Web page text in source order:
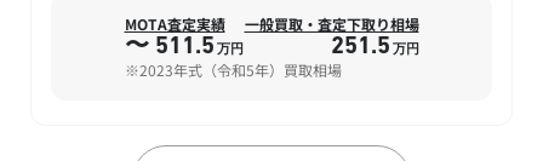
MOTA査定実績
〜 511.5 万円
一般買取・査定下取り相場
251.5 万円
※2023年式（令和5年）買取相場